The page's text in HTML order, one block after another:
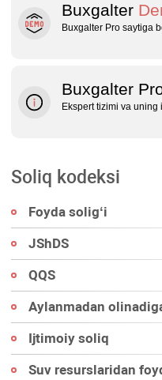
Buxgalter
Buxgalter Pro saytiga
Buxgalter
Ekspert tizimi va
Soliq kodeksi
Foyda soligʻi
JShDS
QQS
Aylanmadan
Ijtimoiy soliq
Suv resurslaridan